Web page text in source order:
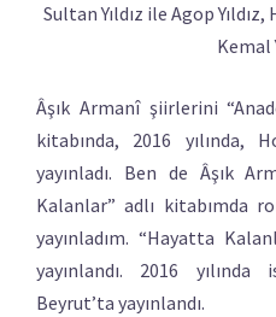
Sultan Yıldız ile Agop
Kemal
Âşık Armanî şiirlerini
kitabında, 2016 yılında,
yayınladı. Ben de Âşık
Kalanlar” adlı kitabımda
yayınladım. “Hayatta
yayınlandı. 2016
Beyrut’ta yayınlandı.